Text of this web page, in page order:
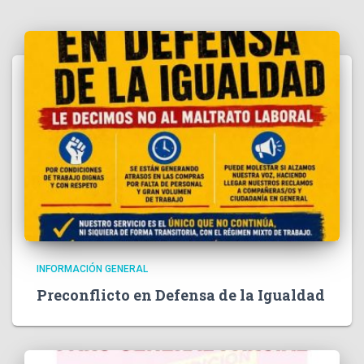
INFORMACIÓN GENERAL
Preconflicto en Defensa de la Igualdad